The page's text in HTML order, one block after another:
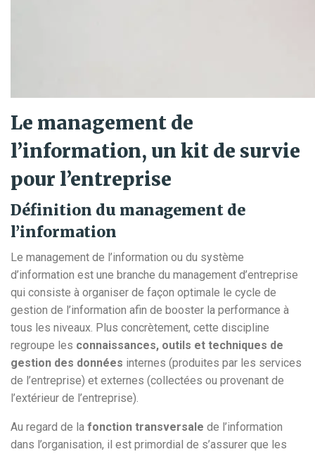
Le management de
l’information, un kit de survie
pour l’entreprise
Définition du management de
l’information
Le management de l’information ou du système
d’information est une branche du management d’entreprise
qui consiste à organiser de façon optimale le cycle de
gestion de l’information afin de booster la performance à
tous les niveaux. Plus concrètement, cette discipline
regroupe les connaissances, outils et techniques de
gestion des données internes (produites par les services
de l’entreprise) et externes (collectées ou provenant de
l’extérieur de l’entreprise).
Au regard de la fonction transversale de l’information
dans l’organisation, il est primordial de s’assurer que les